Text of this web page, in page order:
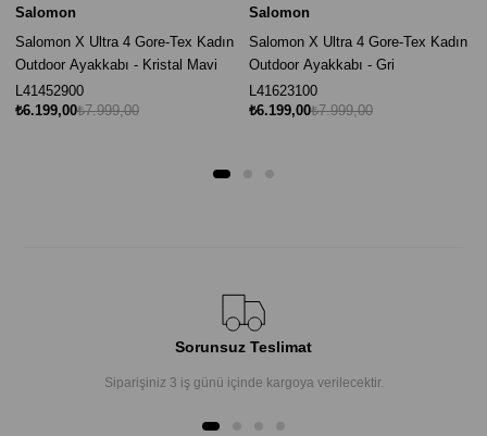
Salomon
Salomon X Ultra 4 Gore-Tex Kadın
Outdoor Ayakkabı - Kristal Mavi
L41452900
₺6.199,00₺7.999,00
Salomon
Salomon X Ultra 4 Gore-Tex Kadın
Outdoor Ayakkabı - Gri
L41623100
₺6.199,00₺7.999,00
Sorunsuz Teslimat
Siparişiniz 3 iş günü içinde kargoya verilecektir.